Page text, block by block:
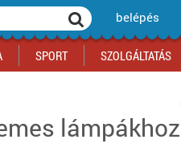
belépés
alkatrész
Biztonságtechnika
Ünnepi dekoráció
SPORT SZOLGÁLTATÁS